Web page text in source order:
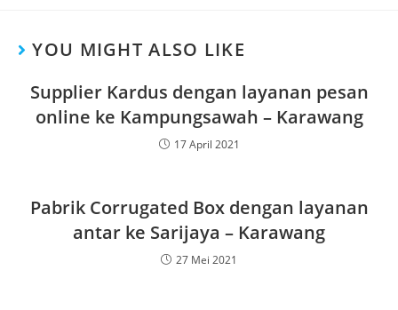
YOU MIGHT ALSO LIKE
Supplier Kardus dengan layanan pesan
online ke Kampungsawah – Karawang
17 April 2021
Pabrik Corrugated Box dengan layanan
antar ke Sarijaya – Karawang
27 Mei 2021